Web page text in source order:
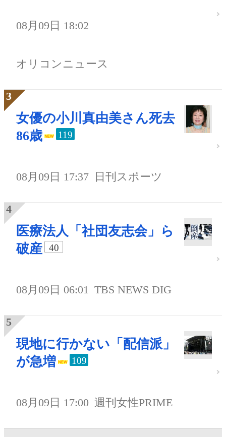
08月09日 18:02
オリコンニュース
女優の小川真由美さん死去
86歳
119
08月09日 17:37 日刊スポーツ
医療法人「社団友志会」ら
破産
40
08月09日 06:01 TBS NEWS DIG
現地に行かない「配信派」
が急増
109
08月09日 17:00 週刊女性PRIME